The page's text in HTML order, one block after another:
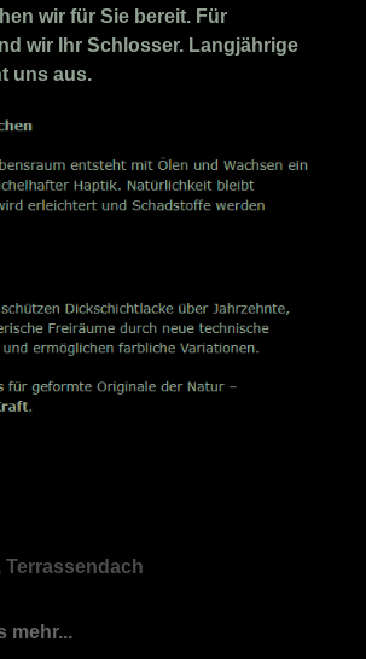
wir für Sie bereit. Für
wir Ihr Schlosser. Langjährige
uns aus.
Terrassendach
mehr...